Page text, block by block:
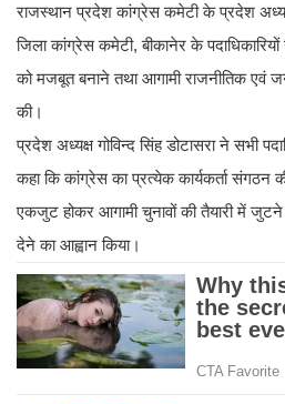
राजस्थान प्रदेश कांग्रेस कमेटी के प्रदेश
जिला कांग्रेस कमेटी, बीकानेर के
को मजबूत बनाने तथा आगामी राजनीतिक एवं
की।
प्रदेश अध्यक्ष गोविन्द सिंह डोटासरा ने सभी
कहा कि कांग्रेस का प्रत्येक कार्यकर्ता संगठन
एकजुट होकर आगामी चुनावों की तैयारी में जुटने
देने का आह्वान किया।